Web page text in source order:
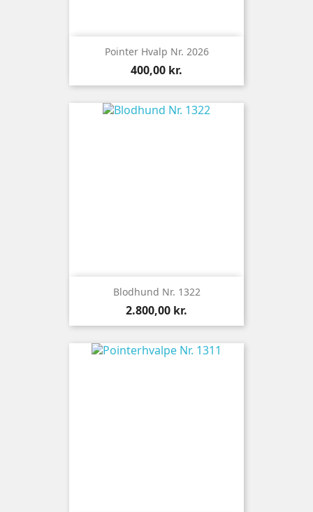
Pointer Hvalp Nr. 2026
Pris
400,00 kr.
Blodhund Nr. 1322
Pris
2.800,00 kr.